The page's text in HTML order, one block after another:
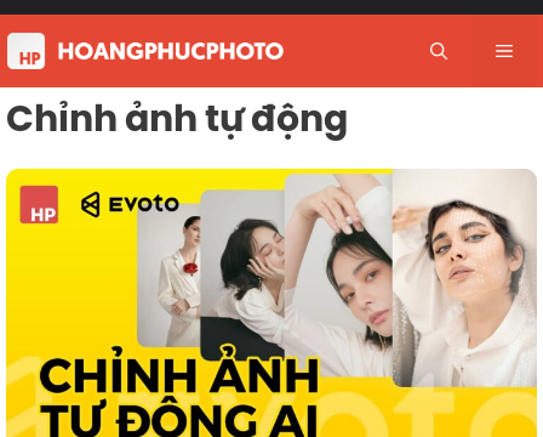
Skip
to
content
Chỉnh ảnh tự động